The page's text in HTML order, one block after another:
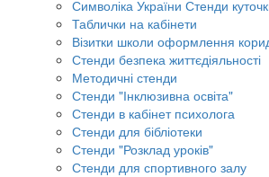
Символіка України Стенди
Таблички на кабінети
Візитки школи оформлення
Стенди безпека життєдіяльності
Методичні стенди
Стенди "Інклюзивна освіта"
Стенди в кабінет психолога
Стенди для бібліотеки
Стенди "Розклад уроків"
Стенди для спортивного залу